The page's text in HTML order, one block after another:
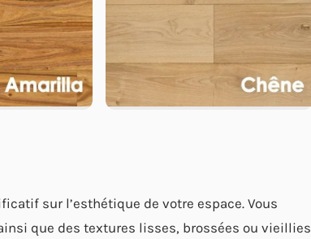
sur l’esthétique de votre espace. Vous
que des textures lisses, brossées ou vieillies